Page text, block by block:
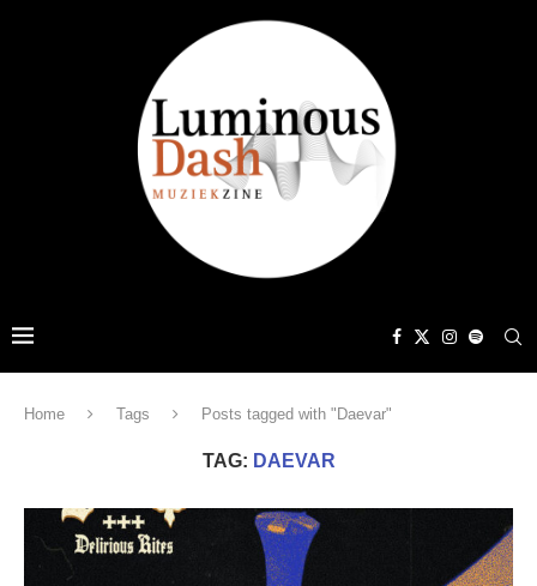
Home Tags Posts tagged with "Daevar"
TAG: DAEVAR